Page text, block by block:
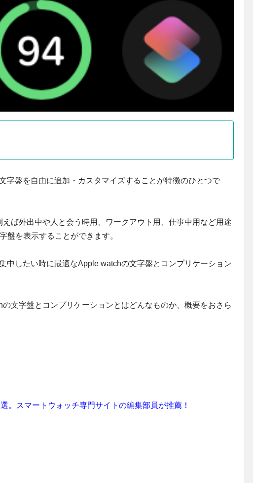
字盤を自由に追加・カスタマイズすることが特徴のひとつで
ば外出中や人と会う時用、ワークアウト用、仕事中用など用途
盤を表示することができます。
中したい時に最適なApple watchの文字盤とコンプリケーション
文字盤とコンプリケーションとはどんなものか、概要をおさら
。スマートウォッチ専門サイトの編集部員が推薦！